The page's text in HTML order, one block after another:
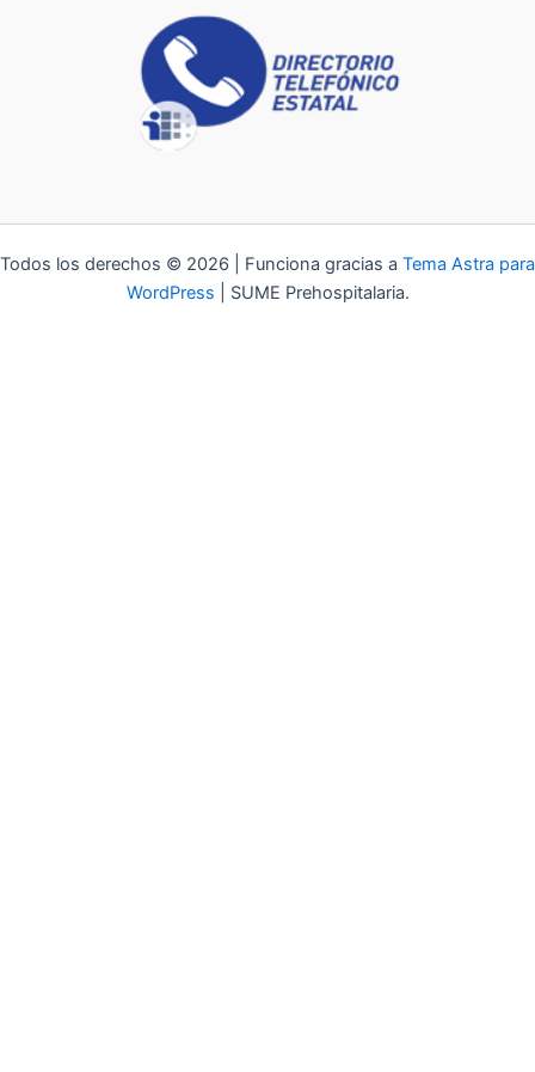
Todos los derechos © 2026 | Funciona gracias a Tema Astra para
WordPress | SUME Prehospitalaria.